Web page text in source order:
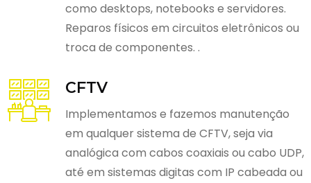
como desktops, notebooks e servidores.
Reparos físicos em circuitos eletrônicos ou
troca de componentes. .
CFTV
Implementamos e fazemos manutenção
em qualquer sistema de CFTV, seja via
analógica com cabos coaxiais ou cabo UDP,
até em sistemas digitas com IP cabeada ou